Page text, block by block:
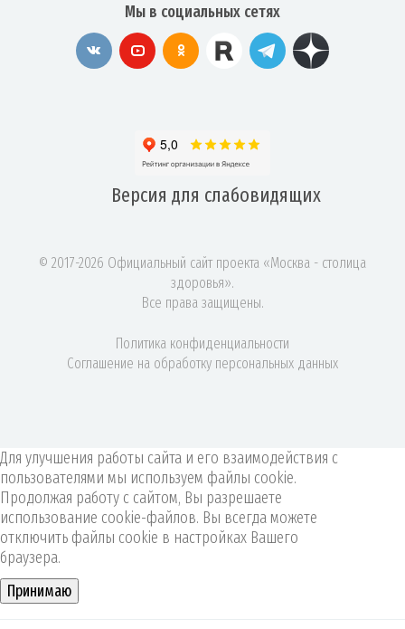
Мы в социальных сетях
Версия для слабовидящих
© 2017-2026 Официальный сайт проекта «Москва - столица
здоровья».
Все права защищены.
Политика конфиденциальности
Соглашение на обработку персональных данных
Для улучшения работы сайта и его взаимодействия с
пользователями мы используем файлы cookie.
Продолжая работу с сайтом, Вы разрешаете
использование cookie-файлов. Вы всегда можете
отключить файлы cookie в настройках Вашего
браузера.
Принимаю